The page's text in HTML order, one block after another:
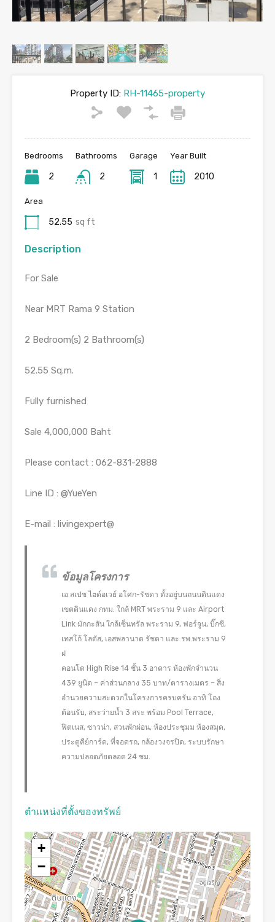
Property ID: RH-11465-property
Bedrooms
2
Bathrooms
2
Garage
1
Year Built
2010
Area
52.55 sq ft
Description
For Sale
Near MRT Rama 9 Station
2 Bedroom(s) 2 Bathroom(s)
52.55 Sq.m.
Fully furnished
Sale 4,000,000 Baht
Please contact : 062-831-2888
Line ID : @YueYen
E-mail : livingexpert@
ข้อมูลโครงการ
เอ สเปซ ไฮด์อเวย์ อโศก-รัชดา ตั้งอยู่บนถนนดินแดง
เขตดินแดง กทม. ใกล้ MRT พระราม 9 และ Airport
Link มักกะสัน ใกล้เซ็นทรัล พระราม 9, ฟอร์จูน, บิ๊กซี,
เทสโก้ โลตัส, เอสพลานาด รัชดา และ รพ.พระราม 9
ฝ
คอนโด High Rise 14 ชั้น 3 อาคาร ห้องพักจำนวน
439 ยูนิต – ค่าส่วนกลาง 35 บาท/ตารางเมตร – สิ่ง
อำนวยความสะดวกในโครงการครบครัน อาทิ โถง
ต้อนรับ, สระว่ายน้ำ 3 สระ พร้อม Pool Terrace,
ฟิตเนส, ซาวน่า, สวนพักผ่อน, ห้องประชุมม ห้องสมุด,
ประตูคีย์การ์ด, ที่จอดรถ, กล้องวงจรปิด, ระบบรักษา
ความปลอดภัยตลอด 24 ชม.
ตำแหน่งที่ตั้งของทรัพย์
+
−